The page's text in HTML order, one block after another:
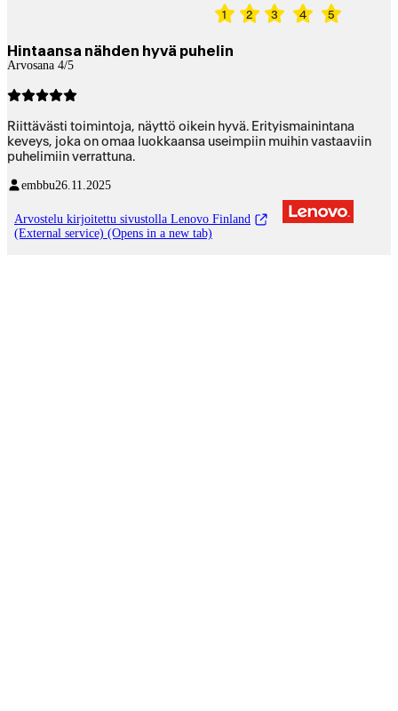
1 2 3 4 5
Hintaansa nähden hyvä puhelin
Arvosana 4/5
Riittävästi toimintoja, näyttö oikein hyvä. Erityismainintana
keveys, joka on omaa luokkaansa useimpiin muihin vastaaviin
puhelimiin verrattuna.
embbu26.11.2025
Arvostelu kirjoitettu sivustolla Lenovo Finland
(External service) (Opens in a new tab)